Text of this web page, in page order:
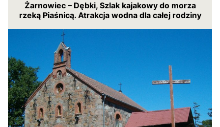
Żarnowiec – Dębki, Szlak kajakowy do morza
rzeką Piaśnicą. Atrakcja wodna dla całej rodziny